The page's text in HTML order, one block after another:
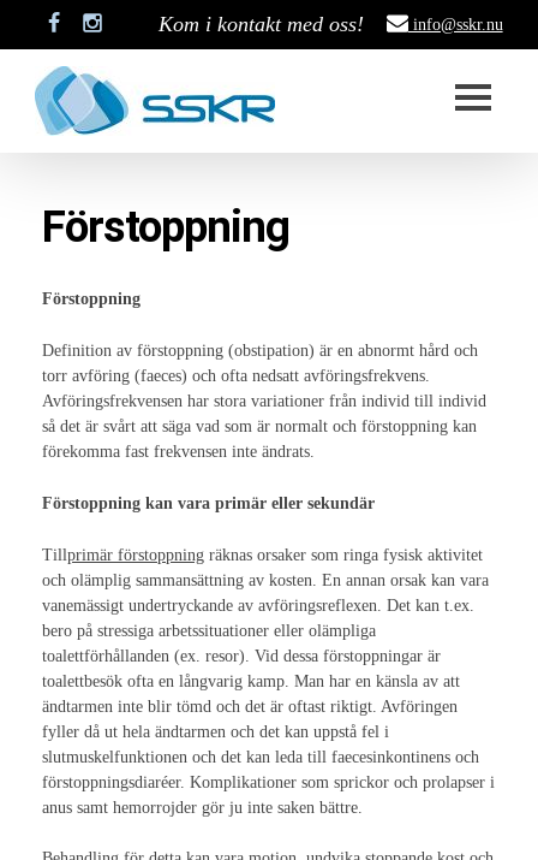
Kom i kontakt med oss! info@sskr.nu
SSKR
Historik
Medlemskap
Nationella Kongresser
Nationell kongress 2017
Nationell kongress 2015
Nationell kongress 2013
Nationell Kongress 2011
Förstoppning
Förstoppning
Definition av förstoppning (obstipation) är en abnormt hård och
torr avföring (faeces) och ofta nedsatt avföringsfrekvens.
Avföringsfrekvensen har stora variationer från individ till individ
så det är svårt att säga vad som är normalt och förstoppning kan
förekomma fast frekvensen inte ändrats.
Förstoppning kan vara primär eller sekundär
Tillprimär förstoppning räknas orsaker som ringa fysisk aktivitet
och olämplig sammansättning av kosten. En annan orsak kan vara
vanemässigt undertryckande av avföringsreflexen. Det kan t.ex.
bero på stressiga arbetssituationer eller olämpliga
toalettförhållanden (ex. resor). Vid dessa förstoppningar är
toalettbesök ofta en långvarig kamp. Man har en känsla av att
ändtarmen inte blir tömd och det är oftast riktigt. Avföringen
fyller då ut hela ändtarmen och det kan uppstå fel i
slutmuskelfunktionen och det kan leda till faecesinkontinens och
förstoppningsdiaréer. Komplikationer som sprickor och prolapser i
anus samt hemorrojder gör ju inte saken bättre.